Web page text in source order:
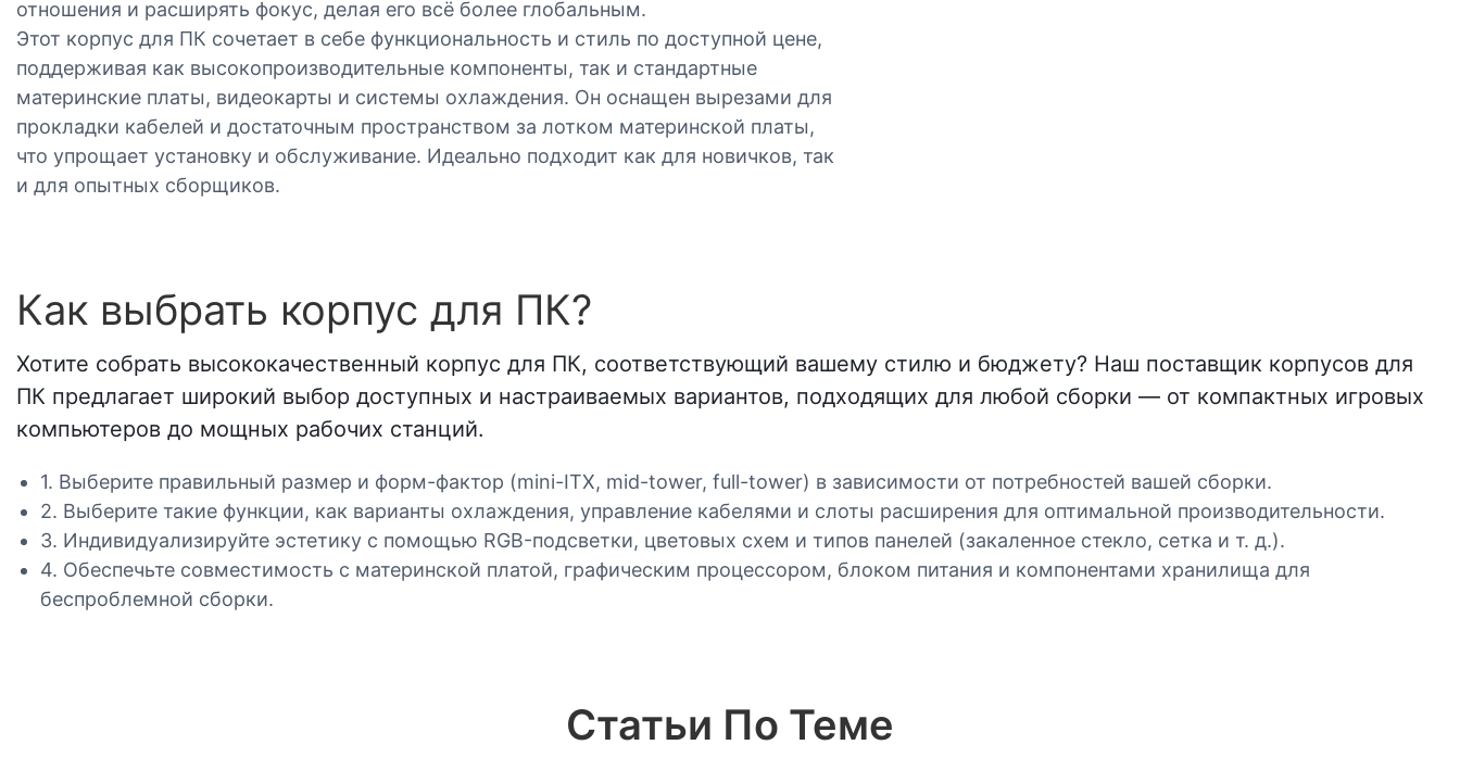
отношения и расширять фокус, делая его всё более глобальным.
Этот корпус для ПК сочетает в себе функциональность и стиль по доступной цене,
поддерживая как высокопроизводительные компоненты, так и стандартные
материнские платы, видеокарты и системы охлаждения. Он оснащен вырезами для
прокладки кабелей и достаточным пространством за лотком материнской платы,
что упрощает установку и обслуживание. Идеально подходит как для новичков, так
и для опытных сборщиков.
Как выбрать корпус для ПК?
Хотите собрать высококачественный корпус для ПК, соответствующий вашему стилю и бюджету? Наш поставщик корпусов для
ПК предлагает широкий выбор доступных и настраиваемых вариантов, подходящих для любой сборки — от компактных игровых
компьютеров до мощных рабочих станций.
1. Выберите правильный размер и форм-фактор (mini-ITX, mid-tower, full-tower) в зависимости от потребностей вашей сборки.
2. Выберите такие функции, как варианты охлаждения, управление кабелями и слоты расширения для оптимальной производительности.
3. Индивидуализируйте эстетику с помощью RGB-подсветки, цветовых схем и типов панелей (закаленное стекло, сетка и т. д.).
4. Обеспечьте совместимость с материнской платой, графическим процессором, блоком питания и компонентами хранилища для
беспроблемной сборки.
Статьи По Теме